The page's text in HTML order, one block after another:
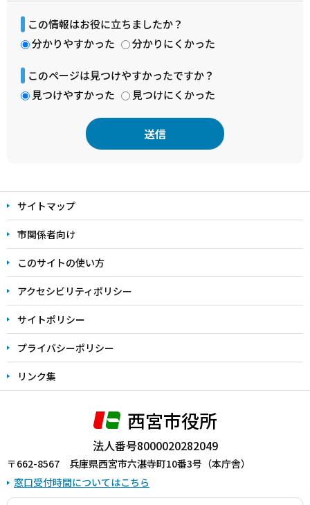
この情報はお役に立ちましたか？
分かりやすかった
分かりにくかった
このページは見つけやすかったですか？
見つけやすかった
見つけにくかった
文
こ
こ
ま
で
サイトマップ
市関係者向け
このサイトの使い方
アクセシビリティポリシー
サイトポリシー
プライバシーポリシー
リンク集
西宮市役所
法人番号8000020282049
〒662-8567 兵庫県西宮市六湛寺町10番3号（本庁舎）
窓口受付時間についてはこちら